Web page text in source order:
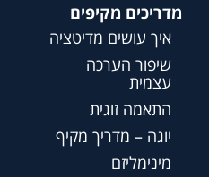
מדריכים מקיפים
איך עושים מדיטציה
שיפור הערכה
עצמית
התאמה זוגית
יוגה – מדריך מקיף
מינימליזם